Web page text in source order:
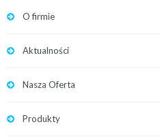
O firmie
Aktualności
Nasza Oferta
Produkty